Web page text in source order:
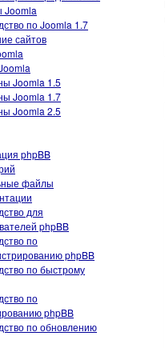
Joomla
по Joomla 1.7
сайтов
Joomla 1.5
Joomla 1.7
Joomla 2.5
phpBB
файлы
для
phpBB
по
phpBB
по быстрому
по
phpBB
по обновлению